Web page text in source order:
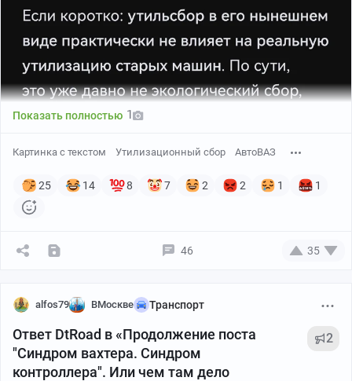
Показать полностью 1
Картинка с текстом Утилизационный сбор АвтоВАЗ
25 14 8 7 2 2 1 1
46 35
alfos79 ВМоскве Транспорт
Ответ DtRoad в «Продолжение поста
"Синдром вахтера. Синдром
контроллера". Или чем там дело
2